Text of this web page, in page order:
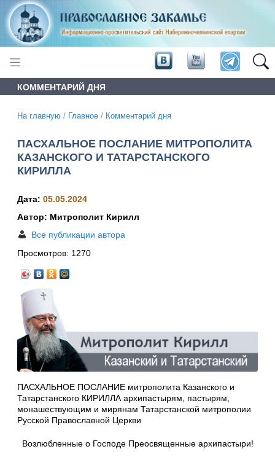
КОММЕНТАРИЙ ДНЯ
На главную / Главное / Комментарий дня
ПАСХАЛЬНОЕ ПОСЛАНИЕ МИТРОПОЛИТА
КАЗАНСКОГО И ТАТАРСТАНСКОГО
КИРИЛЛА
Дата: 05.05.2024
Автор: Митрополит Кирилл
Все публикации автора
Просмотров: 1270
ПАСХАЛЬНОЕ ПОСЛАНИЕ митрополита Казанского и
Татарстанского КИРИЛЛА архипастырям, пастырям,
монашествующим и мирянам Татарстанской митрополии
Русской Православной Церкви
Возлюбленные о Господе Преосвященные архипастыри!